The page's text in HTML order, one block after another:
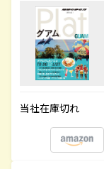
当社在庫切れ